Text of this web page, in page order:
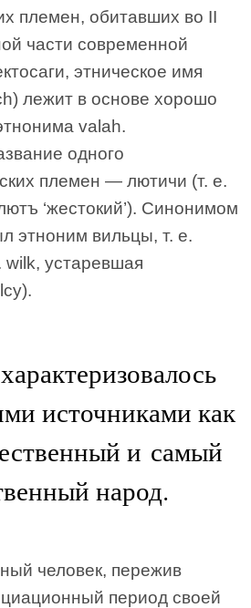
племен, обитавших во II
части современной
этническое имя
лежит в основе хорошо
valah.
одного
племен — лютичи (т. е.
‘жестокий’). Синонимом
этноним вильцы, т. е.
wilk, устаревшая
источниками как
и самый
народ.
человек, пережив
период своей